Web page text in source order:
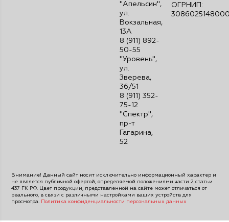
"Апельсин",
ул.
Вокзальная,
13А
8 (911) 892-
50-55
"Уровень",
ул.
Зверева,
36/51
8 (911) 352-
75-12
"Спектр",
пр-т
Гагарина,
52
ОГРНИП:
Внимание! Данный сайт носит исключительно информационный характер и
не является публичной офертой, определяемой положениями части 2 статьи
437 ГК РФ. Цвет продукции, представленной на сайте может отличаться от
реального, в связи с различными настройками ваших устройств для
просмотра. Политика конфиденциальности персональных данных